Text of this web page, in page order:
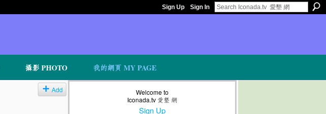
Sign Up Sign In
攝影 PHOTO 我的網頁 MY PAGE
Add
Welcome to
Iconada.tv 愛墾 網
Sign Up